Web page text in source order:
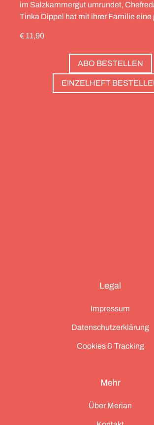
im Salzkammergut umrundet,
Tinka Dippel hat mit ihrer Familie eine
Helfrich ist über viele Gipfel gegangen
Salzburg bis nach Triest. Und die
zwölf Hotels gesammelt, die zweierlei
haben: Sie sind die perfekte Basis, um
stürmen. Und sie haben
€ 11,90
ABO BESTELLEN
EINZELHEFT
Legal
Impressum
Datenschutzerklärung
Cookies & Tracking
Mehr
Über Merian